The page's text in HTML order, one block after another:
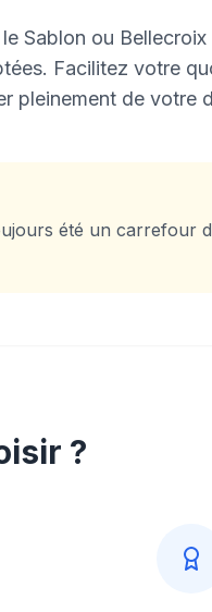
Sablon ou Bellecroix
Facilitez votre
pleinement de votre
été un carrefour
?